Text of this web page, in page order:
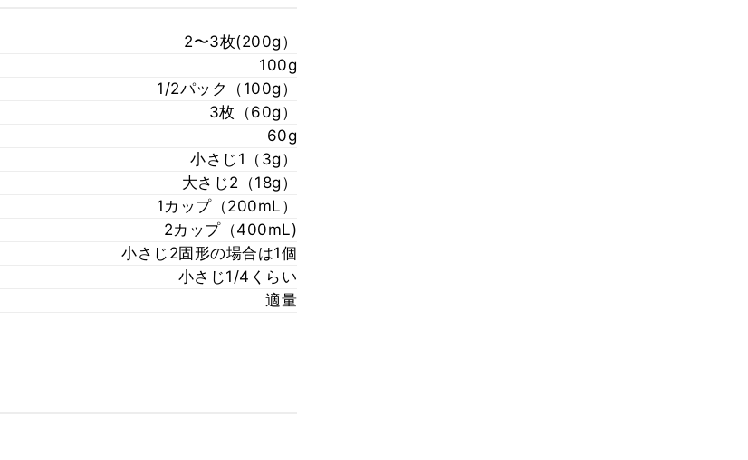
2〜3枚(200g）
100g
1/2パック（100g）
3枚（60g）
60g
小さじ1（3g）
大さじ2（18g）
1カップ（200mL）
2カップ（400mL)
小さじ2固形の場合は1個
小さじ1/4くらい
適量